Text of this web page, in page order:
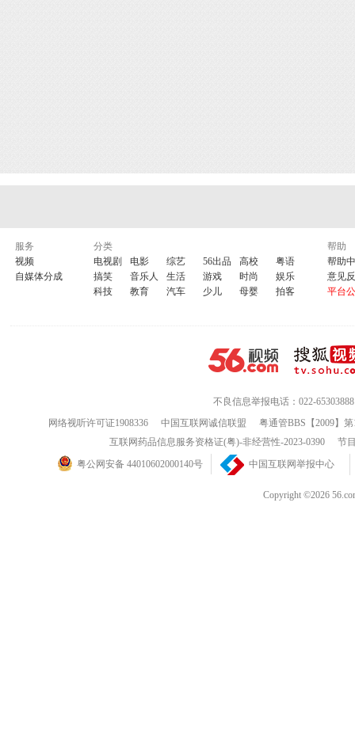
服务
视频
自媒体分成
分类
电视剧
电影 综艺 56出品 高校
粤语
搞笑
音乐人 生活 游戏 时尚
娱乐
科技
教育 汽车 少儿 母婴 拍客
帮助
帮助
意见
平台
不良信息举报电话：022-65303888
网络视听许可证1908336
中国互联网诚信联盟
粤通管BBS【2009】
互联网药品信息服务资格证(粤)-非经营性-2023-0390
节
粤公网安备 44010602000140号
中国互联网举报中心
Copyright ©2026